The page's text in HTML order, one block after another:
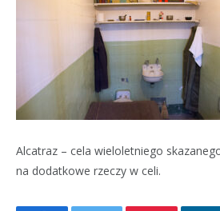
Alcatraz – cela wieloletniego
na dodatkowe rzeczy w celi.